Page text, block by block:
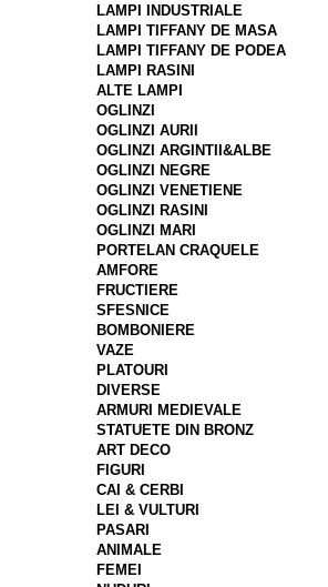
LAMPI INDUSTRIALE
LAMPI TIFFANY DE MASA
LAMPI TIFFANY DE PODEA
LAMPI RASINI
ALTE LAMPI
OGLINZI
OGLINZI AURII
OGLINZI ARGINTII&ALBE
OGLINZI NEGRE
OGLINZI VENETIENE
OGLINZI RASINI
OGLINZI MARI
PORTELAN CRAQUELE
AMFORE
FRUCTIERE
SFESNICE
BOMBONIERE
VAZE
PLATOURI
DIVERSE
ARMURI MEDIEVALE
STATUETE DIN BRONZ
ART DECO
FIGURI
CAI & CERBI
LEI & VULTURI
PASARI
ANIMALE
FEMEI